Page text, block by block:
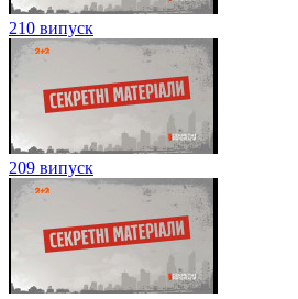
210 випуск
209 випуск